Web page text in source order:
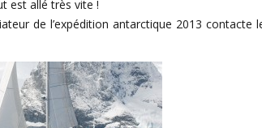
est allé très vite !
de l’expédition antarctique 2013 contacte